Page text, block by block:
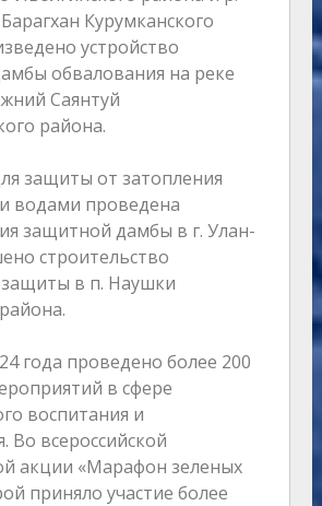
Курумканского
устройство
обвалования на реке
Саянтуй
района.
защиты от затопления
водами проведена
защитной дамбы в г. Улан-
строительство
в п. Наушки
года проведено более 200
в сфере
воспитания и
Во всероссийской
акции «Марафон зеленых
приняло участие более